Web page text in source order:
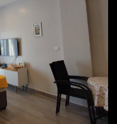
AYRINTILAR